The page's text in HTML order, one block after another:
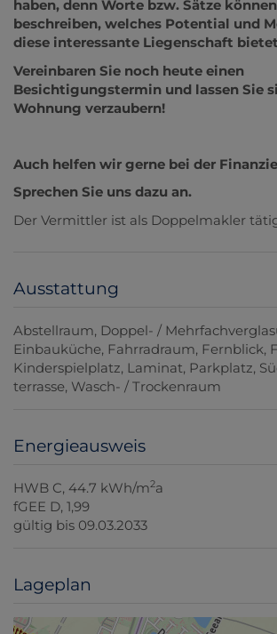
haben, denn Worte bzw. Sätze
beschreiben, welches Potential und
diese interessante Liegenschaft
Vereinbaren Sie noch heute einen
Besichtigungstermin und lassen Sie
Wohnung verzaubern!
Auch helfen wir gerne bei der
Sprechen Sie uns dazu an.
Der Vermittler ist als Doppelmakler
Ausstattung
Abstellraum Doppel- /
Einbauküche Fahrradraum Fernblick
Kinderspielplatz Laminat Parkplatz
terrasse Wasch- / Trockenraum
Energieausweis
HWB C, 44.7 kWh/m2a
fGEE D, 1,99
gültig bis 09.03.2033
Lageplan